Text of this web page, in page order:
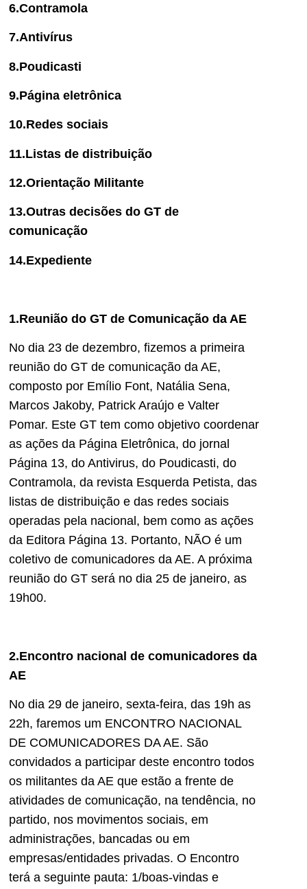
6.Contramola
7.Antivírus
8.Poudicasti
9.Página eletrônica
10.Redes sociais
11.Listas de distribuição
12.Orientação Militante
13.Outras decisões do GT de
comunicação
14.Expediente
1.Reunião do GT de Comunicação da AE
No dia 23 de dezembro, fizemos a primeira
reunião do GT de comunicação da AE,
composto por Emílio Font, Natália Sena,
Marcos Jakoby, Patrick Araújo e Valter
Pomar. Este GT tem como objetivo coordenar
as ações da Página Eletrônica, do jornal
Página 13, do Antivirus, do Poudicasti, do
Contramola, da revista Esquerda Petista, das
listas de distribuição e das redes sociais
operadas pela nacional, bem como as ações
da Editora Página 13. Portanto, NÃO é um
coletivo de comunicadores da AE. A próxima
reunião do GT será no dia 25 de janeiro, as
19h00.
2.Encontro nacional de comunicadores da
AE
No dia 29 de janeiro, sexta-feira, das 19h as
22h, faremos um ENCONTRO NACIONAL
DE COMUNICADORES DA AE. São
convidados a participar deste encontro todos
os militantes da AE que estão a frente de
atividades de comunicação, na tendência, no
partido, nos movimentos sociais, em
administrações, bancadas ou em
empresas/entidades privadas. O Encontro
terá a seguinte pauta: 1/boas-vindas e